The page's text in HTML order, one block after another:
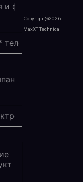
Copyright@2026
MaxXT Technical